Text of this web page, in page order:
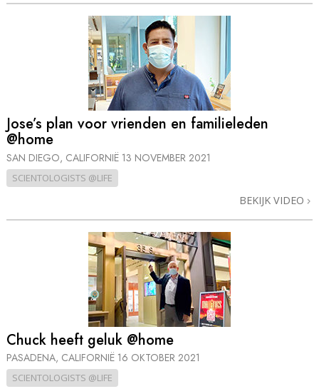
Jose’s plan voor vrienden en familieleden
@home
SAN DIEGO, CALIFORNIË 13 NOVEMBER 2021
SCIENTOLOGISTS @LIFE
BEKIJK VIDEO
Chuck heeft geluk @home
PASADENA, CALIFORNIË 16 OKTOBER 2021
SCIENTOLOGISTS @LIFE